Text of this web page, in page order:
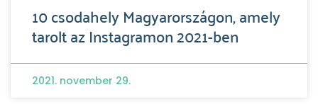
10 csodahely Magyarországon, amely
tarolt az Instagramon 2021-ben
2021. november 29.